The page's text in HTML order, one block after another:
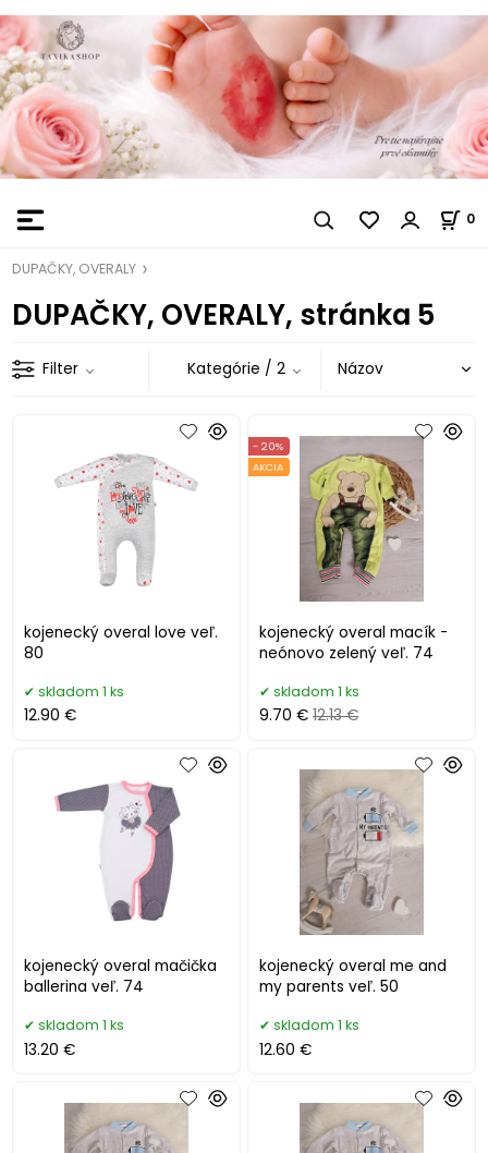
0
DUPAČKY, OVERALY
DUPAČKY, OVERALY, stránka 5
Filter Kategórie / 2
kojenecký overal love veľ.
80
skladom 1 ks
12.90 €
kojenecký overal macík -
neónovo zelený veľ. 74
- 20%
AKCIA
skladom 1 ks
9.70 € 12.13 €
kojenecký overal mačička
ballerina veľ. 74
skladom 1 ks
13.20 €
kojenecký overal me and
my parents veľ. 50
skladom 1 ks
12.60 €